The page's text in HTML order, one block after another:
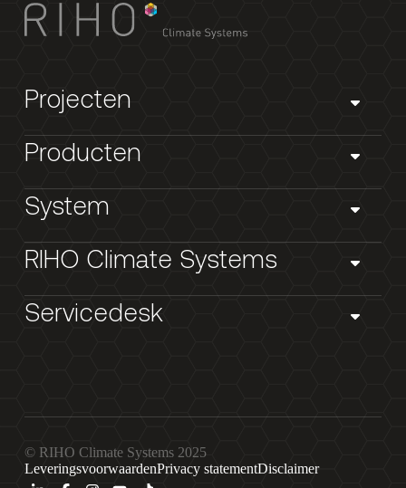
Projecten
Producten
System
RIHO Climate Systems
Servicedesk
© RIHO Climate Systems 2025
LeveringsvoorwaardenPrivacy statementDisclaimer